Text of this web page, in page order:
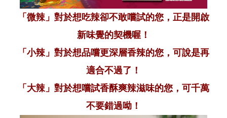
「微辣」對於想吃辣卻不敢嚐試的您，正是開啟
新味覺的契機喔！
「小辣」對於想品嚐更深層香辣的您，可說是再
適合不過了！
「大辣」對於想嚐試香酥爽辣滋味的您，可千萬
不要錯過呦！